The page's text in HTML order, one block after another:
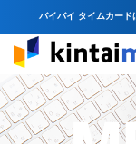
バイバイ タイムカード